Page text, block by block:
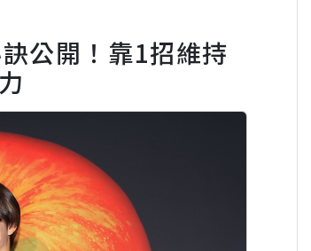
公開！靠1招維持